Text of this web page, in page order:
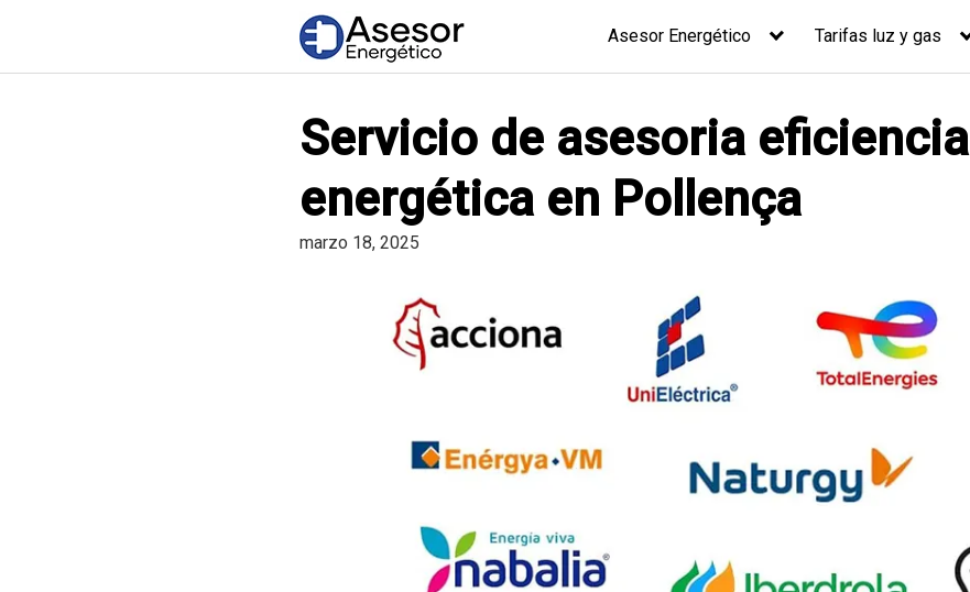
Asesor Energético Tarifas luz y gas
Servicio de asesoria eficiencia
energética en Pollença
marzo 18, 2025